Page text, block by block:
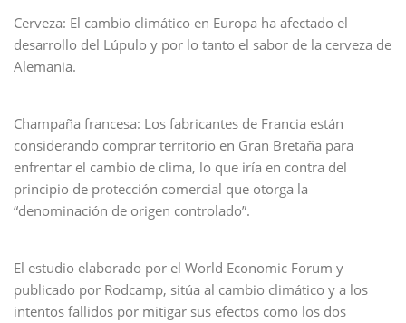
Cerveza: El cambio climático en Europa ha afectado el
desarrollo del Lúpulo y por lo tanto el sabor de la cerveza de
Alemania.
Champaña francesa: Los fabricantes de Francia están
considerando comprar territorio en Gran Bretaña para
enfrentar el cambio de clima, lo que iría en contra del
principio de protección comercial que otorga la
“denominación de origen controlado”.
El estudio elaborado por el World Economic Forum y
publicado por Rodcamp, sitúa al cambio climático y a los
intentos fallidos por mitigar sus efectos como los dos